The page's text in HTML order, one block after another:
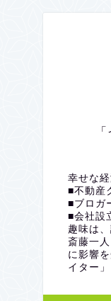
幸せな
■不動産
■ブロガ
■会社設
趣味は、
斎藤一
に影響
イター」